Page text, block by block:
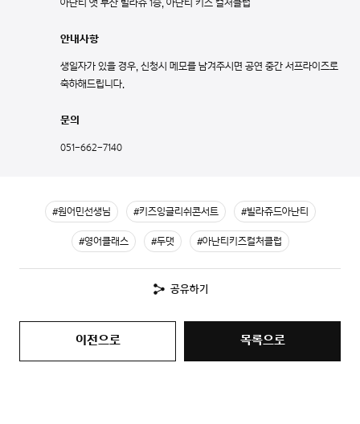
아난티 앳 부산 빌라쥬 1층, 아난티 키즈 컬처클럽
안내사항
생일자가 있을 경우, 신청시 메모를 남겨주시면 공연 중간 서프라이즈로
축하해드립니다.
문의
051-662-7140
#원어민선생님 #키즈잉글리쉬콘서트 #빌라쥬드아난티
#영어클래스 #두댓 #아난티키즈컬처클럽
공유하기
이전으로 목록으로